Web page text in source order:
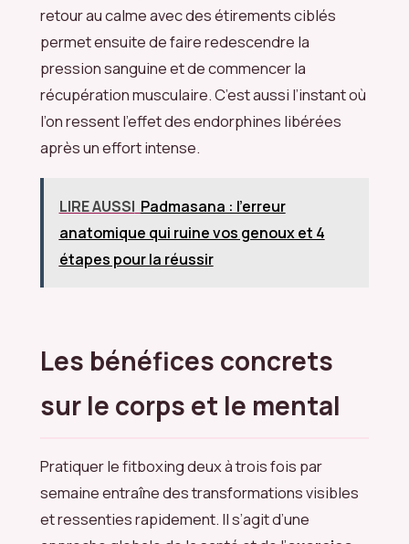
retour au calme avec des étirements ciblés
permet ensuite de faire redescendre la
pression sanguine et de commencer la
récupération musculaire. C’est aussi l’instant où
l’on ressent l’effet des endorphines libérées
après un effort intense.
LIRE AUSSI Padmasana : l'erreur
anatomique qui ruine vos genoux et 4
étapes pour la réussir
Les bénéfices concrets
sur le corps et le mental
Pratiquer le fitboxing deux à trois fois par
semaine entraîne des transformations visibles
et ressenties rapidement. Il s’agit d’une